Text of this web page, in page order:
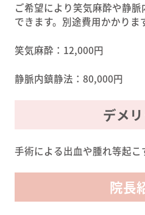
ご希望により笑気麻酔や静
できます。別途費用かかりま
笑気麻酔：12,000円
静脈内鎮静法：80,000円
デメ
手術による出血や腫れ等起こ
院長